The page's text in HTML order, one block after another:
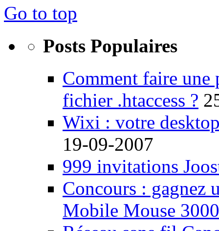
Go to top
Posts Populaires
Comment faire une
fichier .htaccess ?
Wixi : votre
19-09-2007
999 invitations
Concours : gagnez
Mobile Mouse 3000